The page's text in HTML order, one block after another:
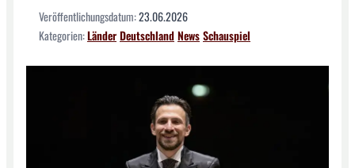
Veröffentlichungsdatum:23.06.2026
Kategorien:LänderDeutschlandNewsSchauspiel